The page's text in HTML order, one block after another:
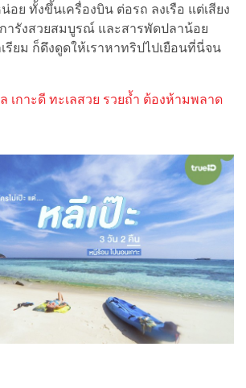
อย ทั้งขึ้นเครื่องบิน ต่อรถ ลงเรือ แต่เสียง
ารังสวยสมบูรณ์ และสารพัดปลาน้อย
ยม ก็ดึงดูดให้เราหาทริปไปเยือนที่นี่จน
เกาะดี ทะเลสวย รวยถ้ำ ต้องห้ามพลาด